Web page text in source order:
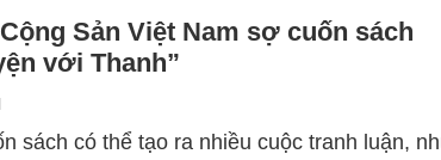
Sản Việt Nam sợ cuốn sách
với Thanh”
|
sách có thể tạo ra nhiều cuộc tranh luận,